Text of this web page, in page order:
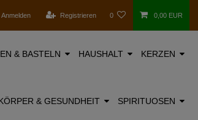
Anmelden Registrieren 0 0,00 EUR
& BASTELN HAUSHALT KERZEN
& GESUNDHEIT SPIRITUOSEN